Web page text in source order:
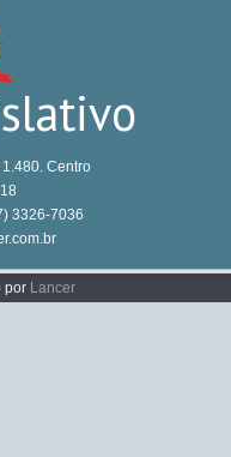
1.480. Centro
3326-7036
por Lancer